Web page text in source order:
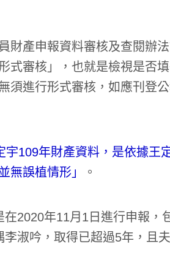
財產申報資料審核及查閱辦
式審核」，也就是檢視是否
須進行形式審核，如應刊登
宇109年財產資料，是依據王
無誤植情形」
。
2020年11月1日進行申報，
淑吟，取得已超過5年，且